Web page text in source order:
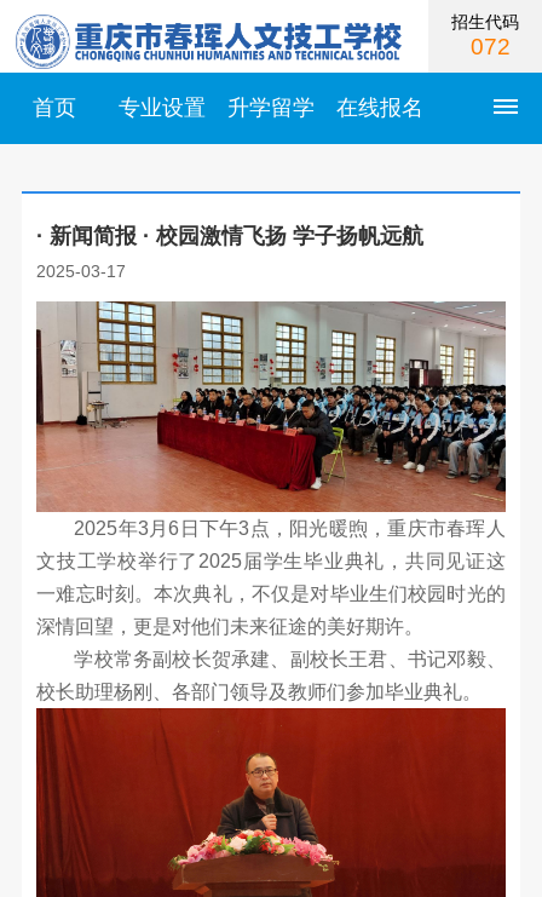
招生代码
072
首页 专业设置 升学留学 在线报名
首
页
校
简
介
学
校
简
介
魅
力
校
全
景
预
园
新
闻
校
园
闻
最
专
设
置
· 新闻简报 · 校园激情飞扬 学子扬帆远航
2025-03-17
2025年3月6日下午3点，阳光暖煦，重庆市春珲人
文技工学校举行了2025届学生毕业典礼，共同见证这
一难忘时刻。本次典礼，不仅是对毕业生们校园时光的
深情回望，更是对他们未来征途的美好期许。
学校常务副校长贺承建、副校长王君、书记邓毅、
校长助理杨刚、各部门领导及教师们参加毕业典礼。